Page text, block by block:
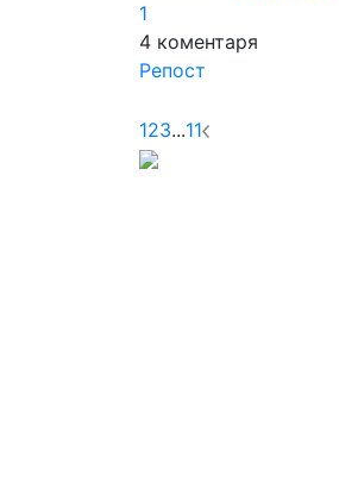
1
4 коментаря
Репост
123...11